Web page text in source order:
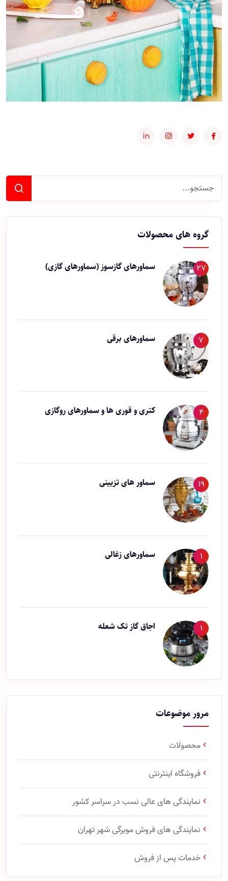
گروه های محصولات
سماورهای گازسوز (سماورهای گازی) 27
سماورهای برقی 7
کتری و قوری ها و سماورهای روگازی 4
سماور های تزیینی 19
سماورهای زغالی 1
اجاق گاز تک شعله 1
مرور موضوعات
محصولات
فروشگاه اینترنتی
نمایندگی های عالی نسب در سراسر کشور
نمایندگی های فروش مویرگی شهر تهران
خدمات پس از فروش